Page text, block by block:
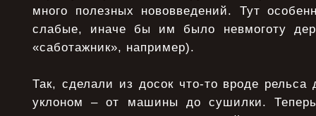
много полезных нововведений. Тут
слабые, иначе бы им было невмоготу
«саботажник», например).
Так, сделали из досок что-то вроде
уклоном – от машины до сушилки.